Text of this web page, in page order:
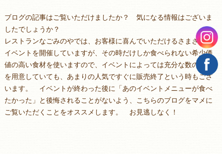
ブログの記事はご覧いただけましたか？ 気になる情報はございま
したでしょうか？
レストランなごみのやでは、お客様に喜んでいただけるさまざまな
イベントを開催していますが、その時だけしか食べられない希少価
値の高い食材を使いますので、イベントによっては充分な数の食材
を用意していても、あまりの人気ですぐに販売終了という時もござ
います。 イベントが終わった後に「あのイベントメニューが食べ
たかった」と後悔されることがないよう、こちらのブログをマメに
ご覧いただくことをオススメします。 お見逃しなく！